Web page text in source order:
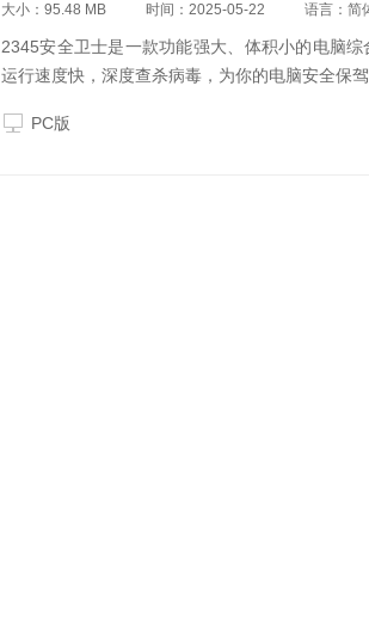
大小：95.48 MB 时间：2025-05-22 语言：简
2345安全卫士是一款功能强大、体积小的电脑
运行速度快，深度查杀病毒，为你的电脑安全保
PC版